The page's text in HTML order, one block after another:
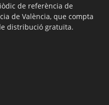
de referència de
de València, que compta
distribució gratuïta.